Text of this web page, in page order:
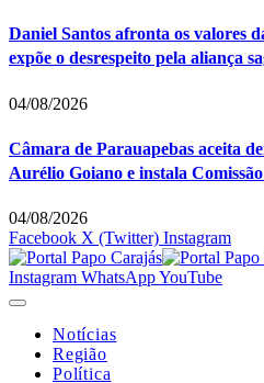
Daniel Santos afronta os valores
expõe o desrespeito pela aliança
04/08/2026
Câmara de Parauapebas aceita
Aurélio Goiano e instala
04/08/2026
Facebook X (Twitter) Instagram
Instagram WhatsAppYouTube
Notícias
Região
Política